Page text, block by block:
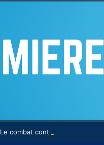
Le combat contre son âme